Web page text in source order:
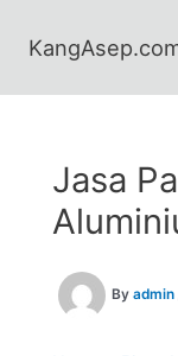
Jasa
By admin